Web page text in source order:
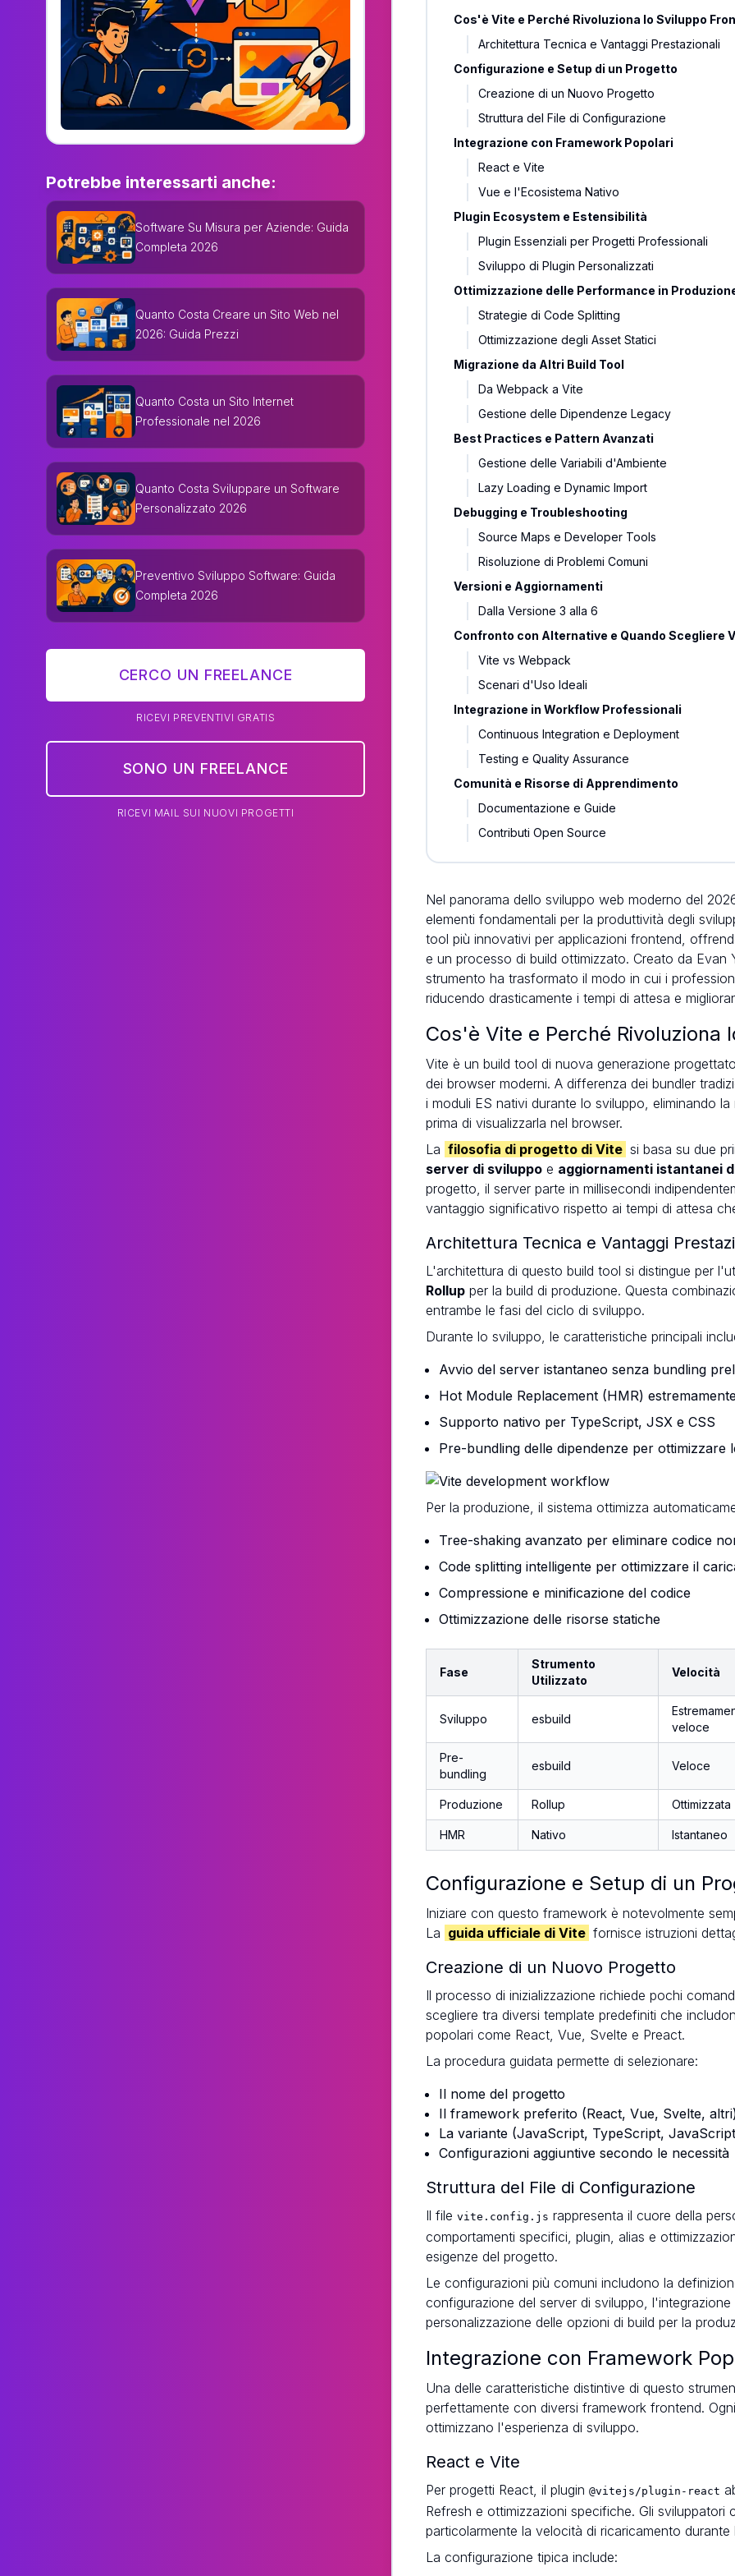
Potrebbe interessarti anche:
Software Su Misura per Aziende: Guida
Completa 2026
Quanto Costa Creare un Sito Web nel
2026: Guida Prezzi
Quanto Costa un Sito Internet
Professionale nel 2026
Quanto Costa Sviluppare un Software
Personalizzato 2026
Preventivo Sviluppo Software: Guida
Completa 2026
CERCO UN FREELANCE
RICEVI PREVENTIVI GRATIS
SONO UN FREELANCE
RICEVI MAIL SUI NUOVI PROGETTI
Cos'è Vite e Perché Rivoluziona lo Sviluppo
Architettura Tecnica e Vantaggi Prestazionali
Configurazione e Setup di un Progetto
Creazione di un Nuovo Progetto
Struttura del File di Configurazione
Integrazione con Framework Popolari
React e Vite
Vue e l'Ecosistema Nativo
Plugin Ecosystem e Estensibilità
Plugin Essenziali per Progetti Professionali
Sviluppo di Plugin Personalizzati
Ottimizzazione delle Performance in
Strategie di Code Splitting
Ottimizzazione degli Asset Statici
Migrazione da Altri Build Tool
Da Webpack a Vite
Gestione delle Dipendenze Legacy
Best Practices e Pattern Avanzati
Gestione delle Variabili d'Ambiente
Lazy Loading e Dynamic Import
Debugging e Troubleshooting
Source Maps e Developer Tools
Risoluzione di Problemi Comuni
Versioni e Aggiornamenti
Dalla Versione 3 alla 6
Confronto con Alternative e Quando Scegliere
Vite vs Webpack
Scenari d'Uso Ideali
Integrazione in Workflow Professionali
Continuous Integration e Deployment
Testing e Quality Assurance
Comunità e Risorse di Apprendimento
Documentazione e Guide
Contributi Open Source
Nel panorama dello sviluppo web moderno del
elementi fondamentali per la produttività degli
tool più innovativi per applicazioni frontend,
e un processo di build ottimizzato. Creato da
strumento ha trasformato il modo in cui i
riducendo drasticamente i tempi di attesa e
Cos'è Vite e Perché Rivoluziona
Vite è un build tool di nuova generazione
dei browser moderni. A differenza dei bundler
i moduli ES nativi durante lo sviluppo, eliminando
prima di visualizzarla nel browser.
La filosofia di progetto di Vite si basa su due
server di sviluppo e aggiornamenti istantanei
progetto, il server parte in millisecondi
vantaggio significativo rispetto ai tempi di attesa
Architettura Tecnica e Vantaggi
L'architettura di questo build tool si distingue per
Rollup per la build di produzione. Questa
entrambe le fasi del ciclo di sviluppo.
Durante lo sviluppo, le caratteristiche principali
Avvio del server istantaneo senza bundling
Hot Module Replacement (HMR)
Supporto nativo per TypeScript, JSX e CSS
Pre-bundling delle dipendenze per ottimizzare
Per la produzione, il sistema ottimizza
Tree-shaking avanzato per eliminare codice
Code splitting intelligente per ottimizzare il
Compressione e minificazione del codice
Ottimizzazione delle risorse statiche
Fase
Strumento
Utilizzato
Velocità
Sviluppo esbuild
veloce
Pre-
bundling
esbuild Veloce
Produzione Rollup Ottimizzata
HMR Nativo Istantaneo
Configurazione e Setup di un
Iniziare con questo framework è notevolmente
La guida ufficiale di Vite fornisce istruzioni
Creazione di un Nuovo Progetto
Il processo di inizializzazione richiede pochi
scegliere tra diversi template predefiniti che
popolari come React, Vue, Svelte e Preact.
La procedura guidata permette di selezionare:
Il nome del progetto
Il framework preferito (React, Vue, Svelte,
La variante (JavaScript, TypeScript,
Configurazioni aggiuntive secondo le necessità
Struttura del File di Configurazione
Il filevite.config.js rappresenta il cuore della
comportamenti specifici, plugin, alias e
esigenze del progetto.
Le configurazioni più comuni includono la
configurazione del server di sviluppo,
personalizzazione delle opzioni di build per la
Integrazione con Framework
Una delle caratteristiche distintive di questo
perfettamente con diversi framework frontend.
ottimizzano l'esperienza di sviluppo.
React e Vite
Per progetti React, il plugin@vitejs/plugin-react
Refresh e ottimizzazioni specifiche. Gli
particolarmente la velocità di ricaricamento
La configurazione tipica include: